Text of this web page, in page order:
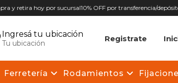
y retira hoy por sucursal10% OFF por transferencia/
Ingresá tu ubicación
Tu ubicación Registrate
Ferretería Rodamientos